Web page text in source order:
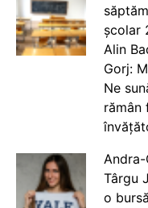
școlar
Alin
Gorj:
Ne
rămân
Târgu
o